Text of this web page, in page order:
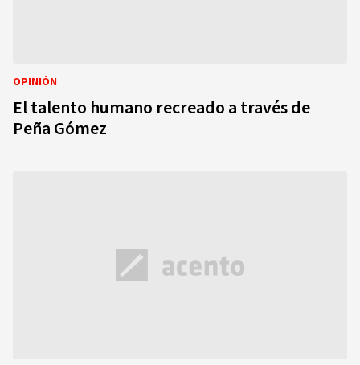
OPINIÓN
El talento humano recreado a través de
Peña Gómez